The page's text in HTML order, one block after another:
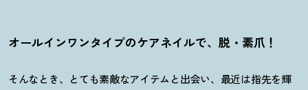
オールインワンタイプのケアネイルで、脱・素爪 ！
そんなとき、とても素敵なアイテムと出会い、最近は指先を輝